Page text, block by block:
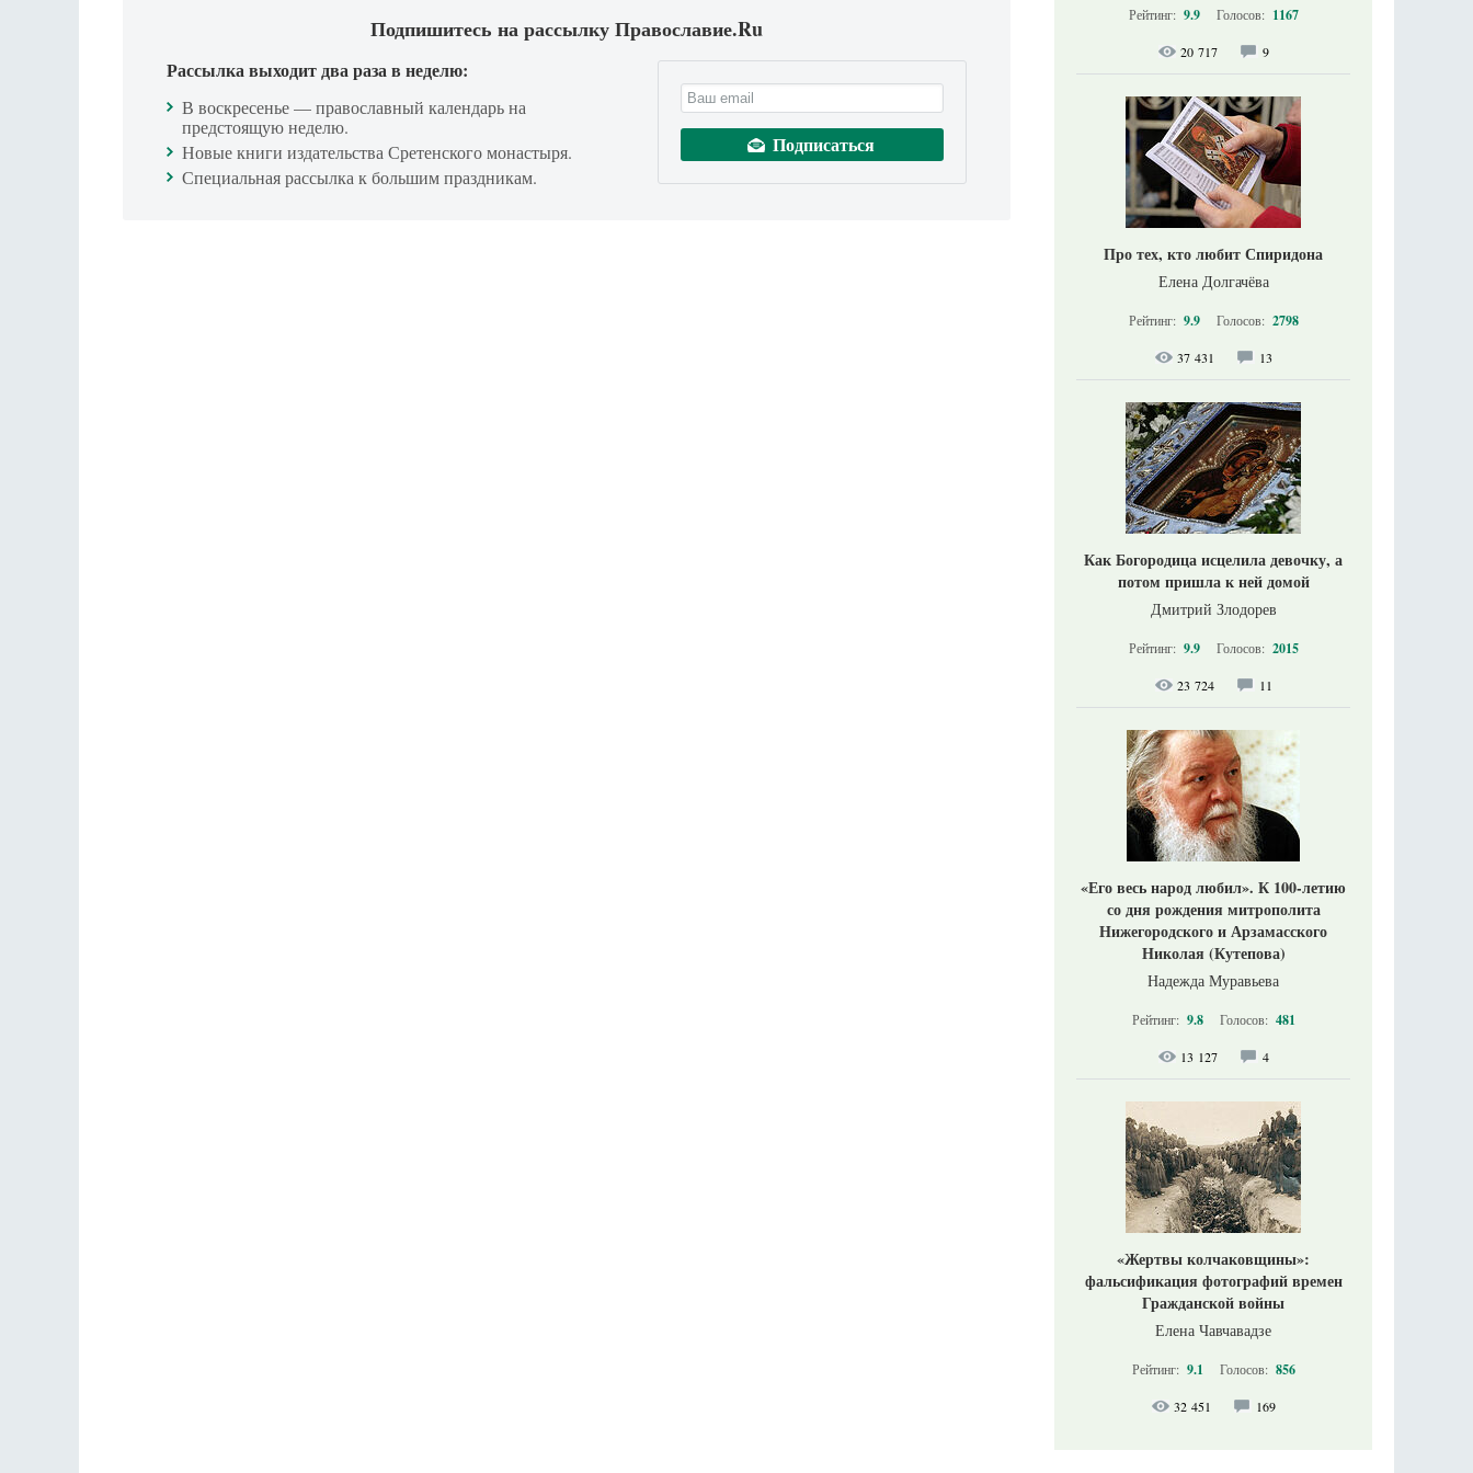
Подпишитесь на рассылку Православие.Ru
Рассылка выходит два раза в неделю:
В воскресенье — православный календарь на
предстоящую неделю.
Новые книги издательства Сретенского монастыря.
Специальная рассылка к большим праздникам.
Рейтинг: 9.9 Голосов: 1167
20 717 9
Про тех, кто любит Спиридона
Елена Долгачёва
Рейтинг: 9.9 Голосов: 2798
37 431 13
Как Богородица исцелила девочку, а
потом пришла к ней домой
Дмитрий Злодорев
Рейтинг: 9.9 Голосов: 2015
23 724 11
«Его весь народ любил». К 100-летию
со дня рождения митрополита
Нижегородского и Арзамасского
Николая (Кутепова)
Надежда Муравьева
Рейтинг: 9.8 Голосов: 481
13 127 4
«Жертвы колчаковщины»:
фальсификация фотографий времен
Гражданской войны
Елена Чавчавадзе
Рейтинг: 9.1 Голосов: 856
32 451 169